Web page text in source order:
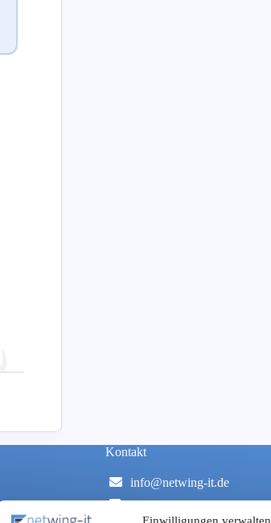
Kontakt
info@netwing-it.de
+49 2433 8895203